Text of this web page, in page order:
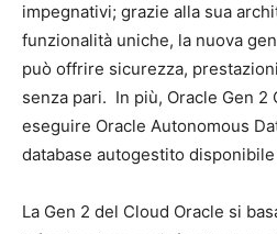
impegnativi; grazie alla sua
funzionalità uniche, la nuova
può offrire sicurezza,
senza pari. In più, Oracle Gen 2
eseguire Oracle Autonomous
database autogestito
La Gen 2 del Cloud Oracle si